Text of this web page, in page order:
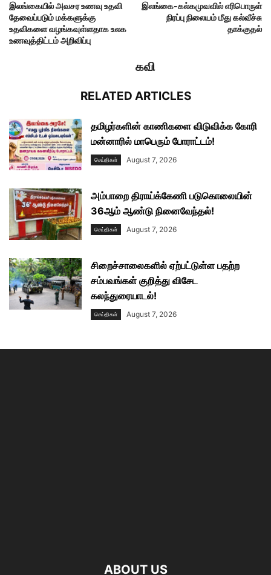
இலங்கையில் அவசர உணவு உதவி
தேவைப்படும் மக்களுக்கு
உதவிகளை வழங்கவுள்ளதாக உலக
உணவுத்திட்டம் அறிவிப்பு
இலங்கை-கல்கமுவவில் எரிபொருள்
நிரப்பு நிலையம் மீது கல்வீச்சு
தாக்குதல்
கவி
RELATED ARTICLES
தமிழர்களின் காணிகளை விடுவிக்க கோரி
மன்னாரில் மாபெரும் போராட்டம்!
செய்திகள் August 7, 2026
அம்பாறை திராய்க்கேணி படுகொலையின்
36ஆம் ஆண்டு நினைவேந்தல்!
செய்திகள் August 7, 2026
சிறைச்சாலைகளில் ஏற்பட்டுள்ள பதற்ற
சம்பவங்கள் குறித்து விசேட
கலந்துரையாடல்!
செய்திகள் August 7, 2026
ABOUT US